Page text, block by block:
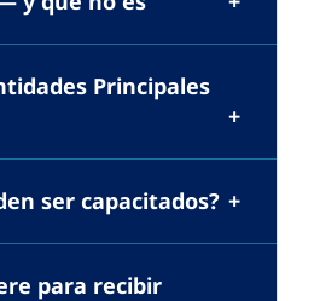
Principales
ser capacitados?
para recibir